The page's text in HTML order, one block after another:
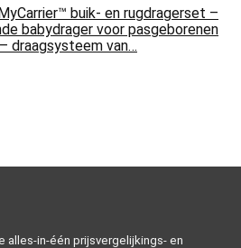
buik- en rugdragerset –
babydrager voor pasgeborenen
draagsysteem van…
alles-in-één prijsvergelijkings- en